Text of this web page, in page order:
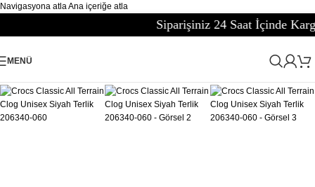
Navigasyona atlaAna içeriğe atla
Siparişiniz 24 Saat İçinde Kargoda!
MENÜ
Ana Sayfa